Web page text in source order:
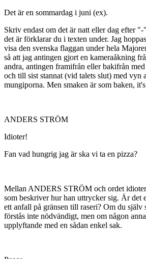
Det är en sommardag i juni (ex).
Skriv endast om det är natt eller dag efter
det är förklarar du i texten under. Jag
visa den svenska flaggan under hela
så att jag antingen gjort en kameraåkning
andra, antingen framifrån eller bakifrån
och till sist stannat (vid talets slut) med vyn
mungiporna. Men smaken är som baken,
ANDERS STRÖM
Idioter!
Fan vad hungrig jag är ska vi ta en pizza?
Mellan ANDERS STRÖM och ordet
som beskriver hur han uttrycker sig. Är det
ett anfall på gränsen till raseri? Om du själv
förstås inte nödvändigt, men om någon
upplyftande med en sådan enkel sak.